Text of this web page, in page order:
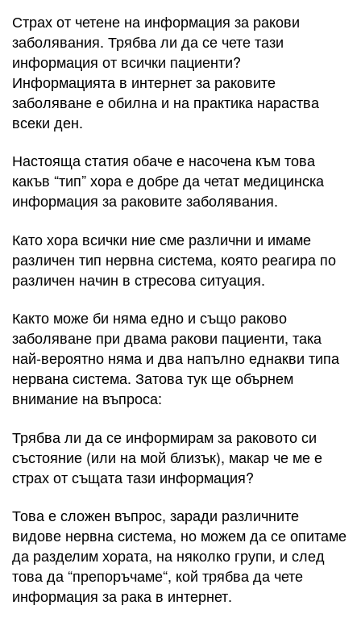
Страх от четене на информация за ракови
заболявания. Трябва ли да се чете тази
информация от всички пациенти?
Информацията в интернет за раковите
заболяване е обилна и на практика нараства
всеки ден.
Настояща статия обаче е насочена към това
какъв “тип” хора е добре да четат медицинска
информация за раковите заболявания.
Като хора всички ние сме различни и имаме
различен тип нервна система, която реагира по
различен начин в стресова ситуация.
Както може би няма едно и също раково
заболяване при двама ракови пациенти, така
най-вероятно няма и два напълно еднакви типа
нервана система. Затова тук ще обърнем
внимание на въпроса:
Трябва ли да се информирам за раковото си
състояние (или на мой близък), макар че ме е
страх от същата тази информация?
Това е сложен въпрос, заради различните
видове нервна система, но можем да се опитаме
да разделим хората, на няколко групи, и след
това да “препоръчаме“, кой трябва да чете
информация за рака в интернет.